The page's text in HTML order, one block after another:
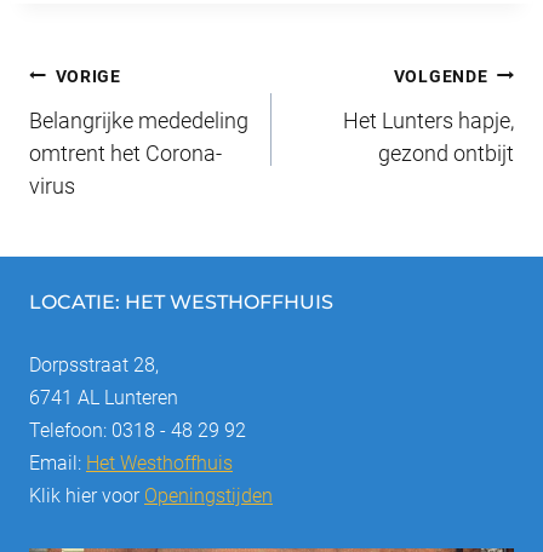
b
o
o
n
Bericht
navigatie
VORIGE
Belangrijke mededeling
omtrent het Corona-
virus
VOLGENDE
Het Lunters hapje,
gezond ontbijt
LOCATIE: HET WESTHOFFHUIS
Dorpsstraat 28,
6741 AL Lunteren
Telefoon: 0318 - 48 29 92
Email: Het Westhoffhuis
Klik hier voor Openingstijden